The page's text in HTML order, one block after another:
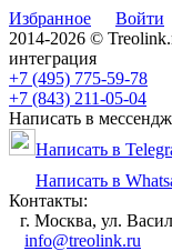
Избранное
Войти
2014-2026 ©
интеграция
+7 (495) 775-59-78
+7 (843) 211-05-04
Написать в
Написать в
Написать в
Контакты:
г. Москва, ул.
info@treolink.ru